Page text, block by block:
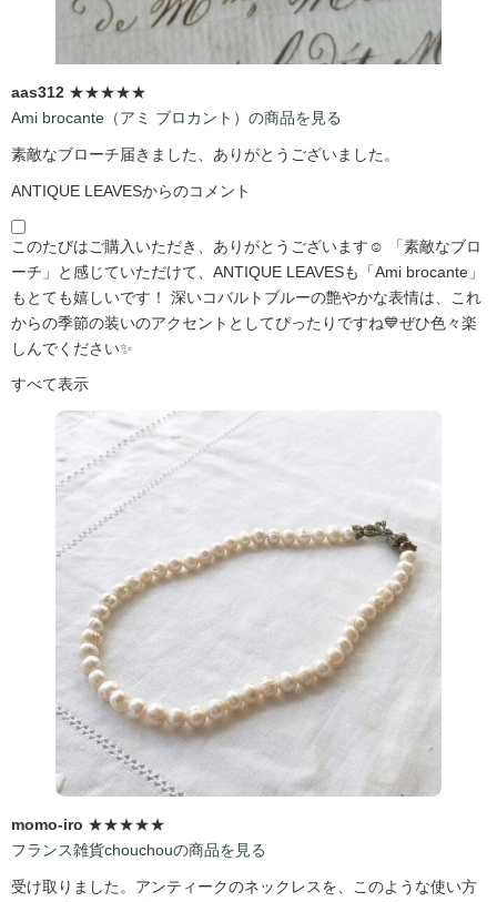
aas312 ★★★★★
Ami brocante（アミ ブロカント）の商品を見る
素敵なブローチ届きました、ありがとうございました。
ANTIQUE LEAVESからのコメント
このたびはご購入いただき、ありがとうございます☺️ 「素敵なブロ
ーチ」と感じていただけて、ANTIQUE LEAVESも「Ami brocante」
もとても嬉しいです！ 深いコバルトブルーの艶やかな表情は、これ
からの季節の装いのアクセントとしてぴったりですね💙ぜひ色々楽
しんでください✨
すべて表示
momo-iro ★★★★★
フランス雑貨chouchouの商品を見る
受け取りました。アンティークのネックレスを、このような使い方